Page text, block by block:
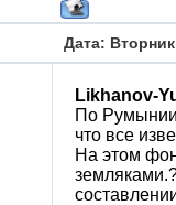
Дата:
Likhanov-
По Румынии
что все
На этом